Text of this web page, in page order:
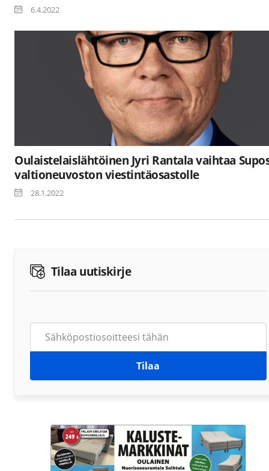
6.4.2022
Oulaistelaislähtöinen Jyri Rantala vaihtaa
valtioneuvoston viestintäosastolle
28.1.2022
Tilaa uutiskirje
Tilaa